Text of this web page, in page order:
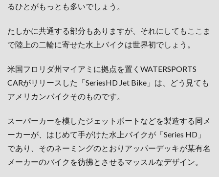
るひとがもっとも多いでしょう。
たしかに共通する部分もありますが、それにしてもここま
で陸上の二輪に寄せた水上バイクは世界初でしょう。
米国フロリダ州マイアミに拠点を置くWATERSPORTS
CARがリリースした「SeriesHD Jet Bike」は、どう見ても
アメリカンバイクそのものです。
スーパーカーを模したジェットボートなどを製造する同メ
ーカーが、はじめて手がけた水上バイクが「Series HD」
であり、そのネーミングのとおりアッパーデッキが某有名
メーカーのバイクを彷彿とさせるマッスルなデザイン。